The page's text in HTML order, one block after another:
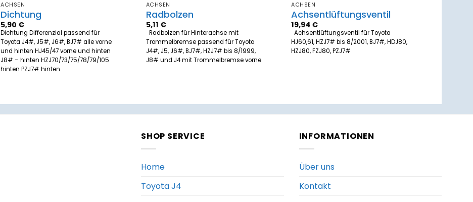
ACHSEN
Dichtung
5,90 €
Dichtung Differenzial passend für
Toyota J4#, J5#, J6#, BJ7# alle vorne
und hinten HJ45/47 vorne und hinten
J8# – hinten HZJ70/73/75/78/79/105
hinten PZJ7# hinten
ACHSEN
Radbolzen
5,11 €
Radbolzen für Hinterachse mit
Trommelbremse passend für Toyota
J4#, J5, J6#, BJ7#, HZJ7# bis 8/1999,
J8# und J4 mit Trommelbremse vorne
ACHSEN
Achsentlüftungsventil
19,94 €
Achsentlüftungsventil für Toyota
HJ60,61, HZJ7# bis 8/2001, BJ7#, HDJ80,
HZJ80, FZJ80, PZJ7#
SHOP SERVICE
Home
Toyota J4
INFORMATIONEN
Über uns
Kontakt